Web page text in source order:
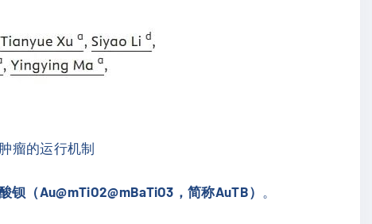
瘤的运行机制
钡（Au@mTiO2@mBaTiO3，简称AuTB）